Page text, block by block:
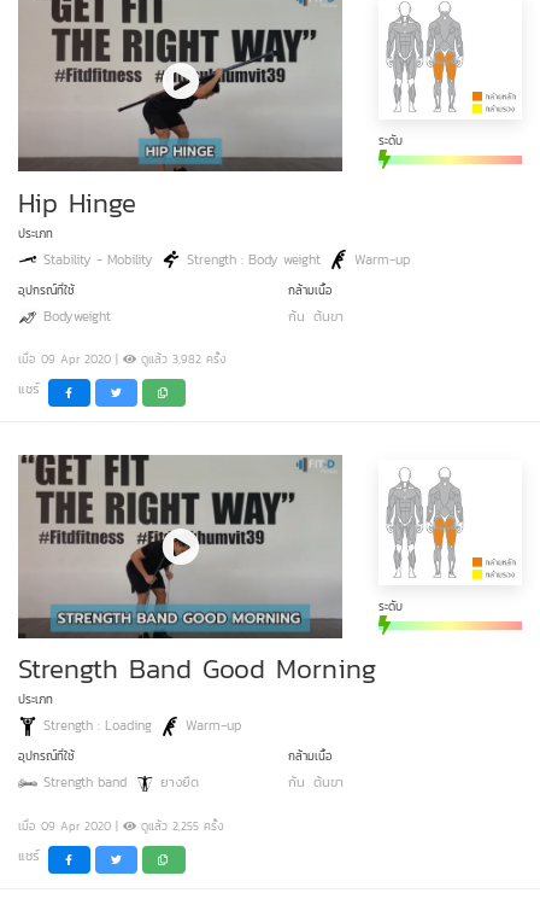
ระดับ
Hip Hinge
ประเภท
Stability - Mobility Strength : Body weight Warm-up
อุปกรณ์ที่ใช้
Bodyweight
กล้ามเนื้อ
ก้น ต้นขา
เมื่อ 09 Apr 2020 | ดูแล้ว 3,982 ครั้ง
แชร์
ระดับ
Strength Band Good Morning
ประเภท
Strength : Loading Warm-up
อุปกรณ์ที่ใช้
Strength band ยางยืด
กล้ามเนื้อ
ก้น ต้นขา
เมื่อ 09 Apr 2020 | ดูแล้ว 2,255 ครั้ง
แชร์